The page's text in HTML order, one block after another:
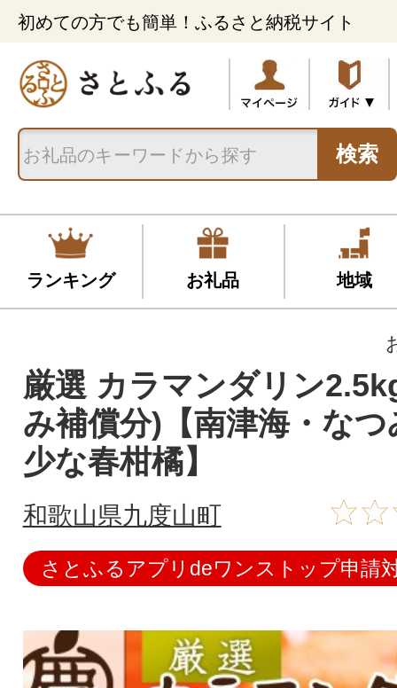
初めての方でも簡単！ふるさと納税サイト
検索
ランキング お礼品 地域
厳選 カラマンダリン
み補償分)【南津海・なつ
少な春柑橘】
和歌山県九度山町
さとふるアプリdeワンストップ申請